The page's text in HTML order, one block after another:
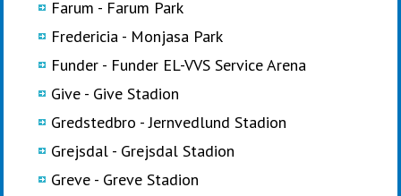
Farum - Farum Park
Fredericia - Monjasa Park
Funder - Funder EL-VVS Service Arena
Give - Give Stadion
Gredstedbro - Jernvedlund Stadion
Grejsdal - Grejsdal Stadion
Greve - Greve Stadion